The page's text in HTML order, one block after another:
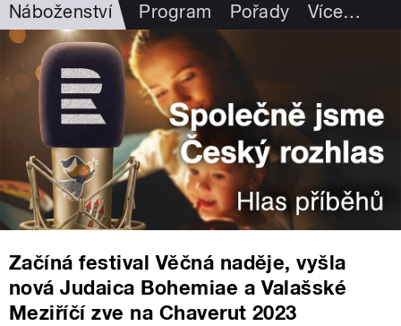
Náboženství Program Pořady Více…
Začíná festival Věčná naděje, vyšla
nová Judaica Bohemiae a Valašské
Meziříčí zve na Chaverut 2023